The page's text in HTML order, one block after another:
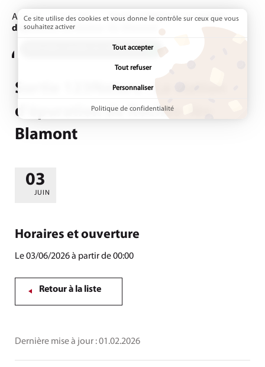
Accueil Agenda Page active :
Sortie 123Nature : La station
d'épuration de Roches- lès-Blamont
ADDTOANY (SHARE) EST DÉSACTIVÉ.
Sortie 123Nature : La station
d'épuration de Roches- lès-
Blamont
LE03
JUIN
Horaires et ouverture
Le 03/06/2026 à partir de 00:00
Retour à la liste
Dernière mise à jour :01.02.2026
Ce site utilise des cookies et vous donne le contrôle sur ceux que vous
souhaitez activer
Tout accepter
Tout refuser
Personnaliser
Politique de confidentialité